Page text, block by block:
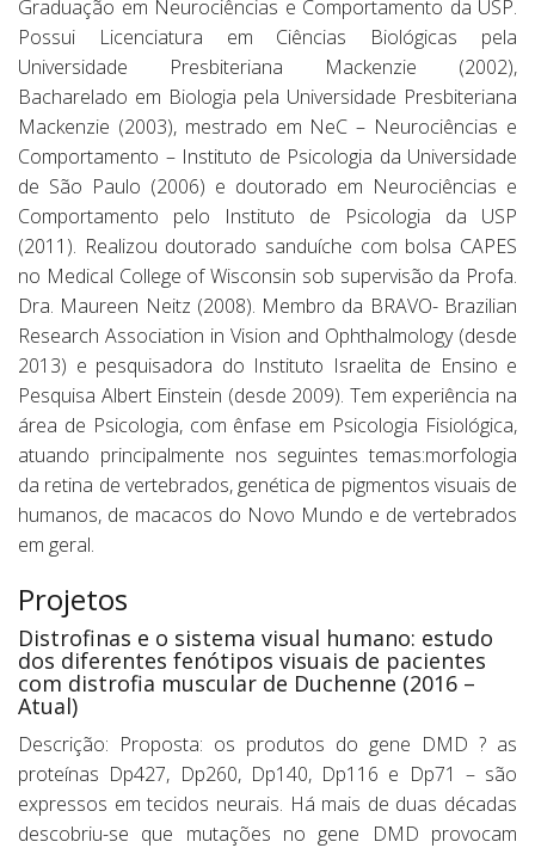
Graduação em Neurociências e Comportamento da USP.
Possui Licenciatura em Ciências Biológicas pela
Universidade Presbiteriana Mackenzie (2002),
Bacharelado em Biologia pela Universidade Presbiteriana
Mackenzie (2003), mestrado em NeC – Neurociências e
Comportamento – Instituto de Psicologia da Universidade
de São Paulo (2006) e doutorado em Neurociências e
Comportamento pelo Instituto de Psicologia da USP
(2011). Realizou doutorado sanduíche com bolsa CAPES
no Medical College of Wisconsin sob supervisão da Profa.
Dra. Maureen Neitz (2008). Membro da BRAVO- Brazilian
Research Association in Vision and Ophthalmology (desde
2013) e pesquisadora do Instituto Israelita de Ensino e
Pesquisa Albert Einstein (desde 2009). Tem experiência na
área de Psicologia, com ênfase em Psicologia Fisiológica,
atuando principalmente nos seguintes temas:morfologia
da retina de vertebrados, genética de pigmentos visuais de
humanos, de macacos do Novo Mundo e de vertebrados
em geral.
Projetos
Distrofinas e o sistema visual humano: estudo
dos diferentes fenótipos visuais de pacientes
com distrofia muscular de Duchenne (2016 –
Atual)
Descrição: Proposta: os produtos do gene DMD ? as
proteínas Dp427, Dp260, Dp140, Dp116 e Dp71 – são
expressos em tecidos neurais. Há mais de duas décadas
descobriu-se que mutações no gene DMD provocam